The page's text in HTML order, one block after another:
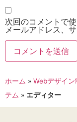
次回のコメントで
メールアドレス、
ホーム » Webデザイン
テム » エディター